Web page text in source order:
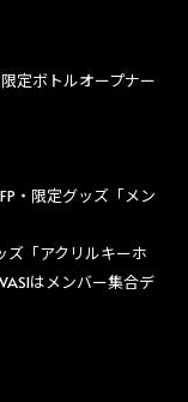
定ボトルオープナー
・限定グッズ「メン
ズ「アクリルキーホ
はメンバー集合デ